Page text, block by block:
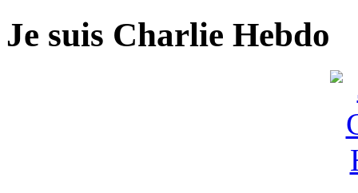
Je suis Charlie Hebdo